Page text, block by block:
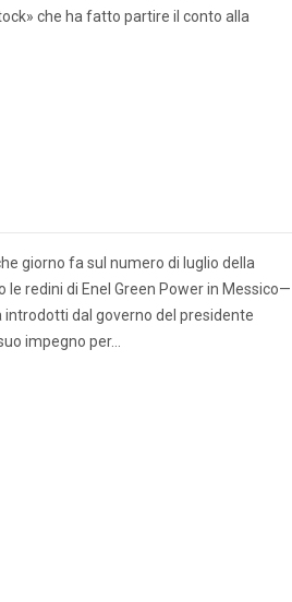
che ha fatto partire il conto alla
giorno fa sul numero di luglio della
le redini di Enel Green Power in Messico—
dal governo del presidente
impegno per…